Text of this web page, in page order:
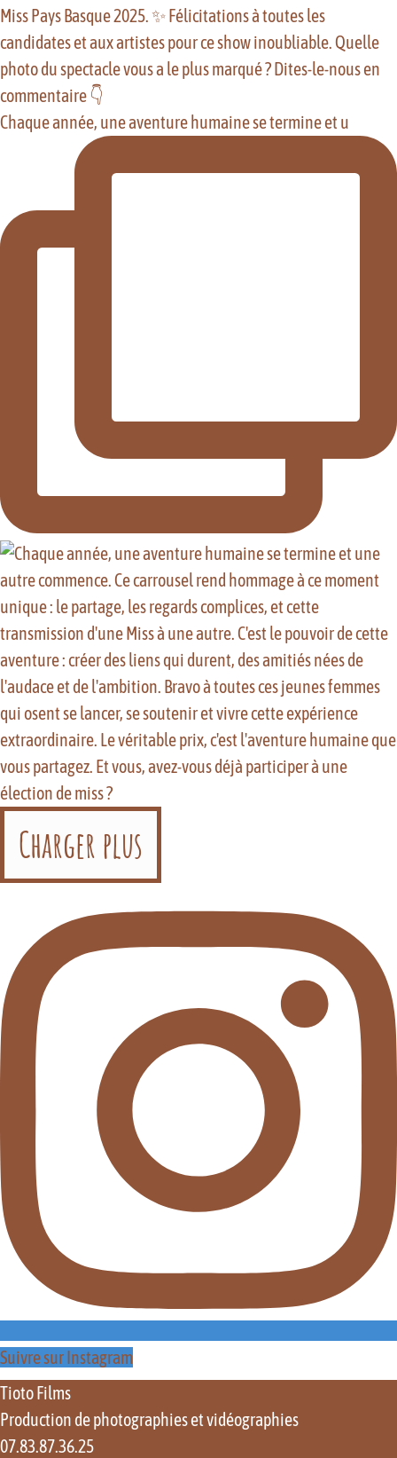
Chaque année, une aventure humaine se termine et u
Charger plus
Suivre sur Instagram
Tioto Films
Production de photographies et vidéographies
07.83.87.36.25